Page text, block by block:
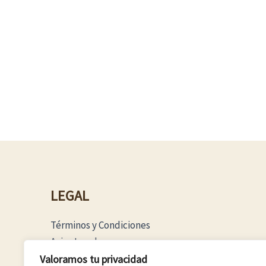
Valoramos tu privacidad
LEGAL
Términos y Condiciones
Aviso Legal
Política Privacidad